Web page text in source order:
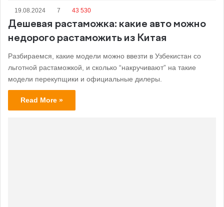
19.08.2024 7 43 530
Дешевая растаможка: какие авто можно
недорого растаможить из Китая
Разбираемся, какие модели можно ввезти в Узбекистан cо
льготной растаможкой, и сколько “накручивают” на такие
модели перекупщики и официальные дилеры.
Read More »